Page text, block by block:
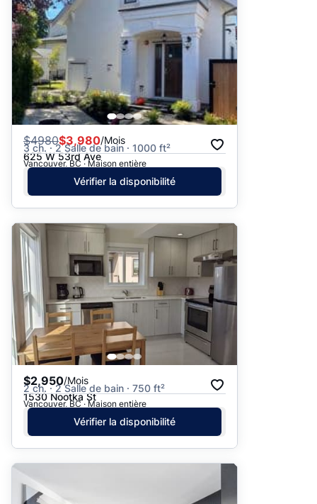
$4980$3,980/Mois
3 ch. · 2 Salle de bain · 1000 ft²
625 W 53rd Ave
Vancouver, BC · Maison entière
Vérifier la disponibilité
$2,950/Mois
2 ch. · 2 Salle de bain · 750 ft²
1530 Nootka St
Vancouver, BC · Maison entière
Vérifier la disponibilité